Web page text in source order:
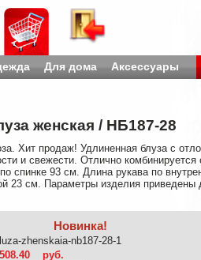
Для дома Аксессуары
женская / НБ187-28
Хит продаж! Удлиненная блуза с
и свежести. Отлично
спинке 93 см. Длина рукава по
23 см. Параметры изделия приведены
Новинка!
zhenskaia-nb187-28-1
руб.